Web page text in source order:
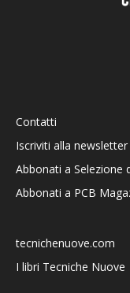
Contatti
Iscriviti alla newsletter
Abbonati a Selezione
Abbonati a PCB
tecnichenuove.com
I libri Tecniche Nuove